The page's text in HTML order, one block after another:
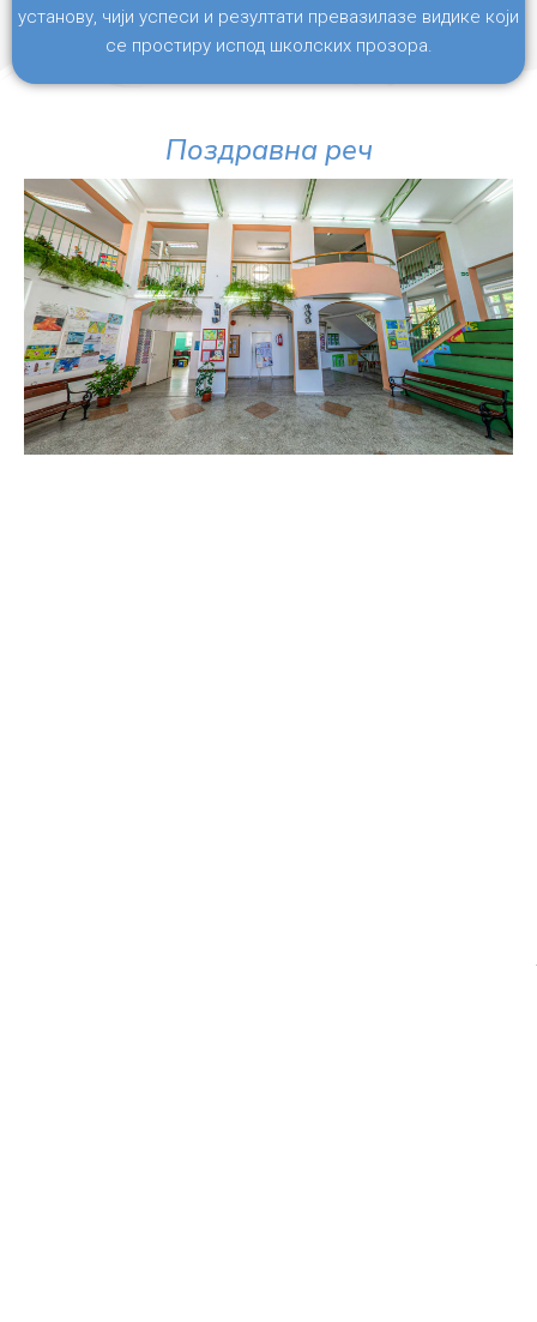
установу, чији успеси и резултати превазилазе видике који
се простиру испод школских прозора.
Поздравна реч